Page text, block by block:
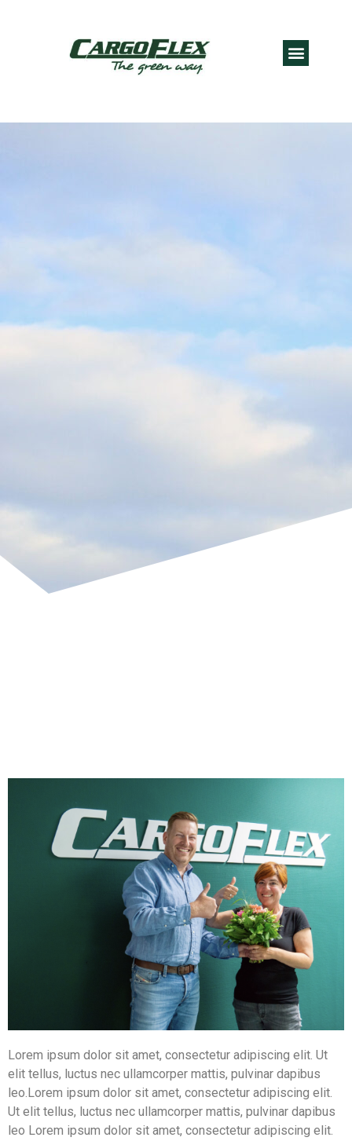
Lorem ipsum dolor sit amet, consectetur adipiscing elit. Ut
elit tellus, luctus nec ullamcorper mattis, pulvinar dapibus
leo.Lorem ipsum dolor sit amet, consectetur adipiscing elit.
Ut elit tellus, luctus nec ullamcorper mattis, pulvinar dapibus
leo Lorem ipsum dolor sit amet, consectetur adipiscing elit.